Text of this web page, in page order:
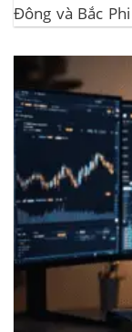
Đông và Bắc
vào lĩnh vực